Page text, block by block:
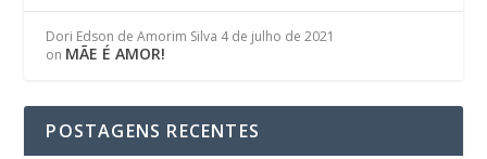
Dori Edson de Amorim Silva 4 de julho de 2021
on MÃE É AMOR!
POSTAGENS RECENTES